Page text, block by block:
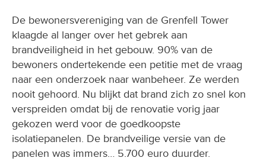
De bewonersvereniging van de Grenfell Tower
klaagde al langer over het gebrek aan
brandveiligheid in het gebouw. 90% van de
bewoners ondertekende een petitie met de vraag
naar een onderzoek naar wanbeheer. Ze werden
nooit gehoord. Nu blijkt dat brand zich zo snel kon
verspreiden omdat bij de renovatie vorig jaar
gekozen werd voor de goedkoopste
isolatiepanelen. De brandveilige versie van de
panelen was immers… 5.700 euro duurder.